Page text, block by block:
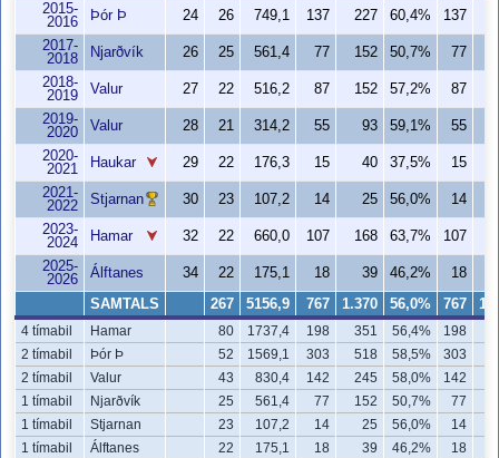
2015-
2016
Þór Þ 24 26 749,1 137 227 60,4% 137
2017-
2018
Njarðvík 26 25 561,4 77 152 50,7% 77
2018-
2019
Valur 27 22 516,2 87 152 57,2% 87
2019-
2020
Valur 28 21 314,2 55 93 59,1%
55
2020-
2021
Haukar 29 22 176,3 15 40 37,5%
15
2021-
2022
Stjarnan 30 23 107,2 14 25 56,0%
14
2023-
2024
Hamar 32 22 660,0 107 168 63,7% 107
2025-
2026
Álftanes 34 22 175,1 18 39 46,2% 18
SAMTALS 267 5156,9 767 1.370 56,0% 767
4 tímabil Hamar 80 1737,4 198 351 56,4% 198
2 tímabil
Þór Þ 52 1569,1 303 518 58,5% 303
2 tímabil
Valur 43 830,4 142 245 58,0% 142
1 tímabil
Njarðvík 25 561,4 77 152 50,7% 77
1 tímabil
Stjarnan 23 107,2 14 25 56,0%
14
1 tímabil
Álftanes 22 175,1 18 39 46,2%
18